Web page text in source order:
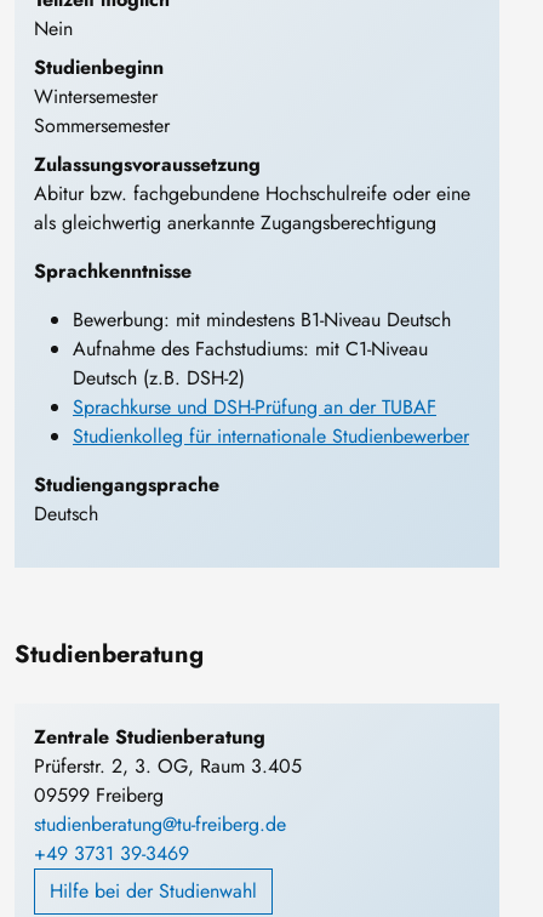
Nein
Studienbeginn
Wintersemester
Sommersemester
Zulassungsvoraussetzung
Abitur bzw. fachgebundene Hochschulreife oder eine
als gleichwertig anerkannte Zugangsberechtigung
Sprachkenntnisse
Bewerbung: mit mindestens B1-Niveau Deutsch
Aufnahme des Fachstudiums: mit C1-Niveau
Deutsch (z.B. DSH-2)
Sprachkurse und DSH-Prüfung an der TUBAF
Studienkolleg für internationale Studienbewerber
Studiengangsprache
Deutsch
Studienberatung
Zentrale Studienberatung
Prüferstr. 2, 3. OG, Raum 3.405
09599 Freiberg
studienberatung@tu-freiberg.de
+49 3731 39-3469
Hilfe bei der Studienwahl